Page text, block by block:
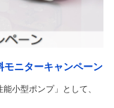
モニターキャンペーン
小型ポンプ」として、